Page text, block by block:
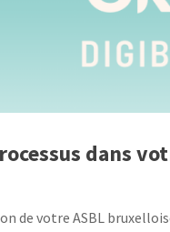
dans
de votre ASBL